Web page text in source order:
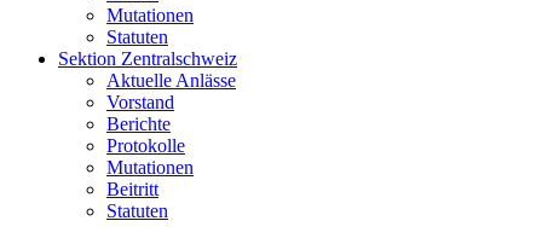
Mutationen
Statuten
Sektion Zentralschweiz
Aktuelle Anlässe
Vorstand
Berichte
Protokolle
Mutationen
Beitritt
Statuten